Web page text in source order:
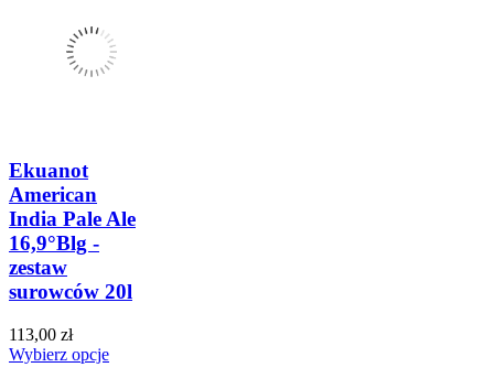
Ekuanot
American
India Pale Ale
16,9°Blg -
zestaw
surowców 20l
113,00 zł
Wybierz opcje